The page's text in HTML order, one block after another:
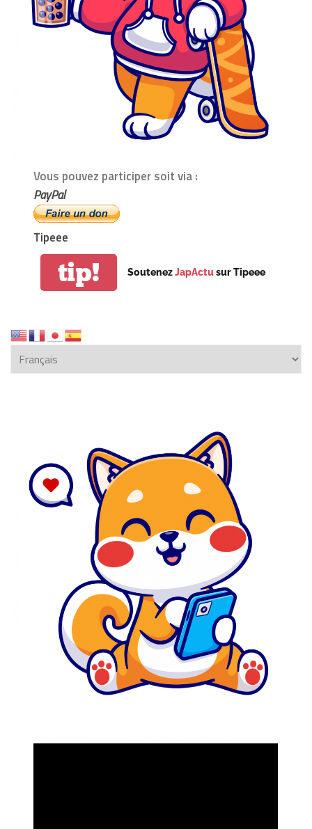
Vous pouvez participer soit via :
PayPal
Tipeee
tip! SoutenezJapActusur Tipeee